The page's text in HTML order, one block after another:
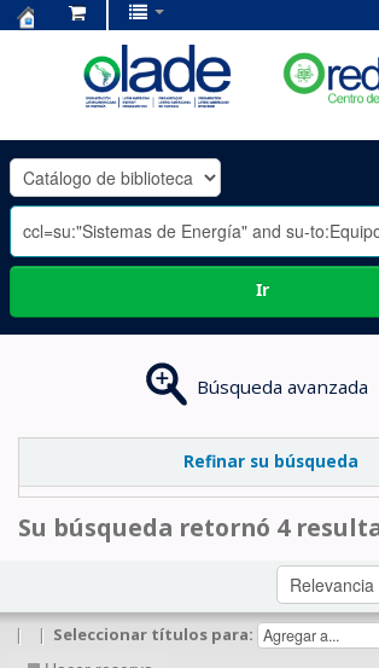
OLADE
-
Ir
Búsqueda avanzada
Refinar su búsqueda
Su búsqueda retornó 4
| | Seleccionar títulos para: